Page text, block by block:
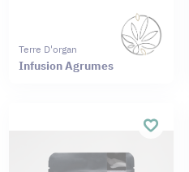
Terre D'organ
Infusion Agrumes